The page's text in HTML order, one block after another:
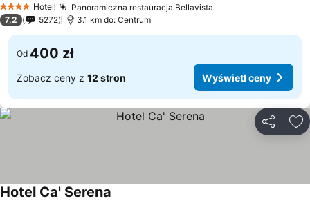
4 KategoriaHotel Panoramiczna restauracja Bellavista
7,2 5272 3.1 km do: Centrum
Od 400 zł
Zobacz ceny z 12 stron Wyświetl ceny
Hotel Ca' Serena